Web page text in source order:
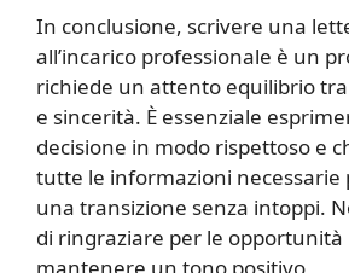
In conclusione, scrivere una
all’incarico professionale è un
richiede un attento equilibrio
e sincerità. È essenziale
decisione in modo rispettoso e
tutte le informazioni necessarie
una transizione senza intoppi.
di ringraziare per le opportunità
mantenere un tono positivo,